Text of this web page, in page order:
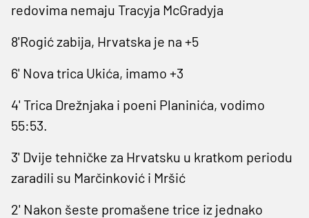
redovima nemaju Tracyja McGradyja
8'Rogić zabija, Hrvatska je na +5
6' Nova trica Ukića, imamo +3
4' Trica Drežnjaka i poeni Planinića, vodimo
55:53.
3' Dvije tehničke za Hrvatsku u kratkom periodu
zaradili su Marčinković i Mršić
2' Nakon šeste promašene trice iz jednako